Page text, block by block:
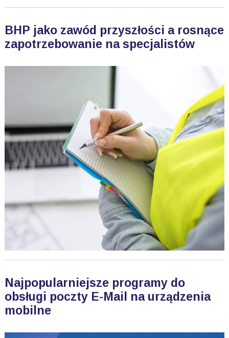
BHP jako zawód przyszłości a rosnące
zapotrzebowanie na specjalistów
Najpopularniejsze programy do
obsługi poczty E-Mail na urządzenia
mobilne